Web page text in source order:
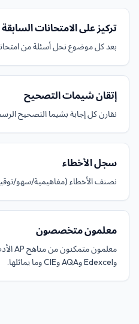
تركيز على الامتحانات السابقة
بعد كل موضوع نحل أسئلة من
إتقان شيمات التصحيح
نقارن كل إجابة بشيما التصحيح
سجل الأخطاء
نصنف الأخطاء (مفاهيمية/سهو/
معلمون متخصصون
وEdexcel وAQA وCIE وما يماثلها.